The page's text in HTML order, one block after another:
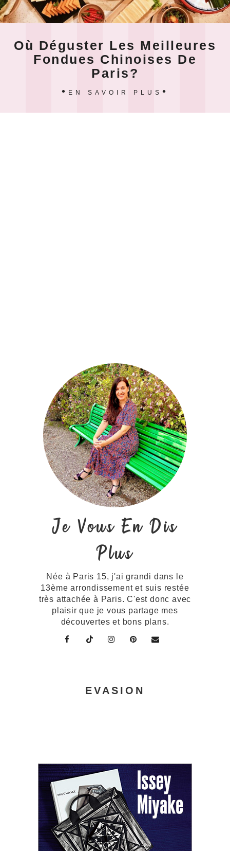
Où Déguster Les Meilleures
Fondues Chinoises De
Paris?
EN SAVOIR PLUS
Je Vous En Dis
Plus
Née à Paris 15, j'ai grandi dans le
13ème arrondissement et suis restée
très attachée à Paris. C'est donc avec
plaisir que je vous partage mes
découvertes et bons plans.
EVASION